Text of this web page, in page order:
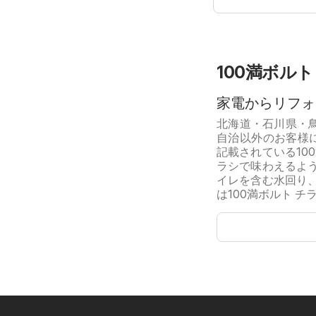
100満ボルト
家電からリフ
北海道・石川県・
自治以外のお客様
記載されている
ラシで味わえるよ
イレを含む水回り
は100満ボルト チ